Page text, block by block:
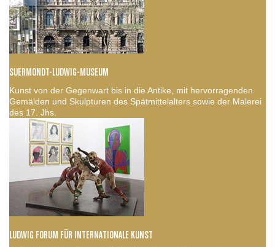
SUERMONDT-LUDWIG-MUSEUM
Kunst von der Gegenwart bis in die Antike, mit hervorragenden
Gemälden und Skulpturen des Spätmittelalters sowie der Malerei
des 17. Jhs.
LUDWIG FORUM FÜR INTERNATIONALE KUNST